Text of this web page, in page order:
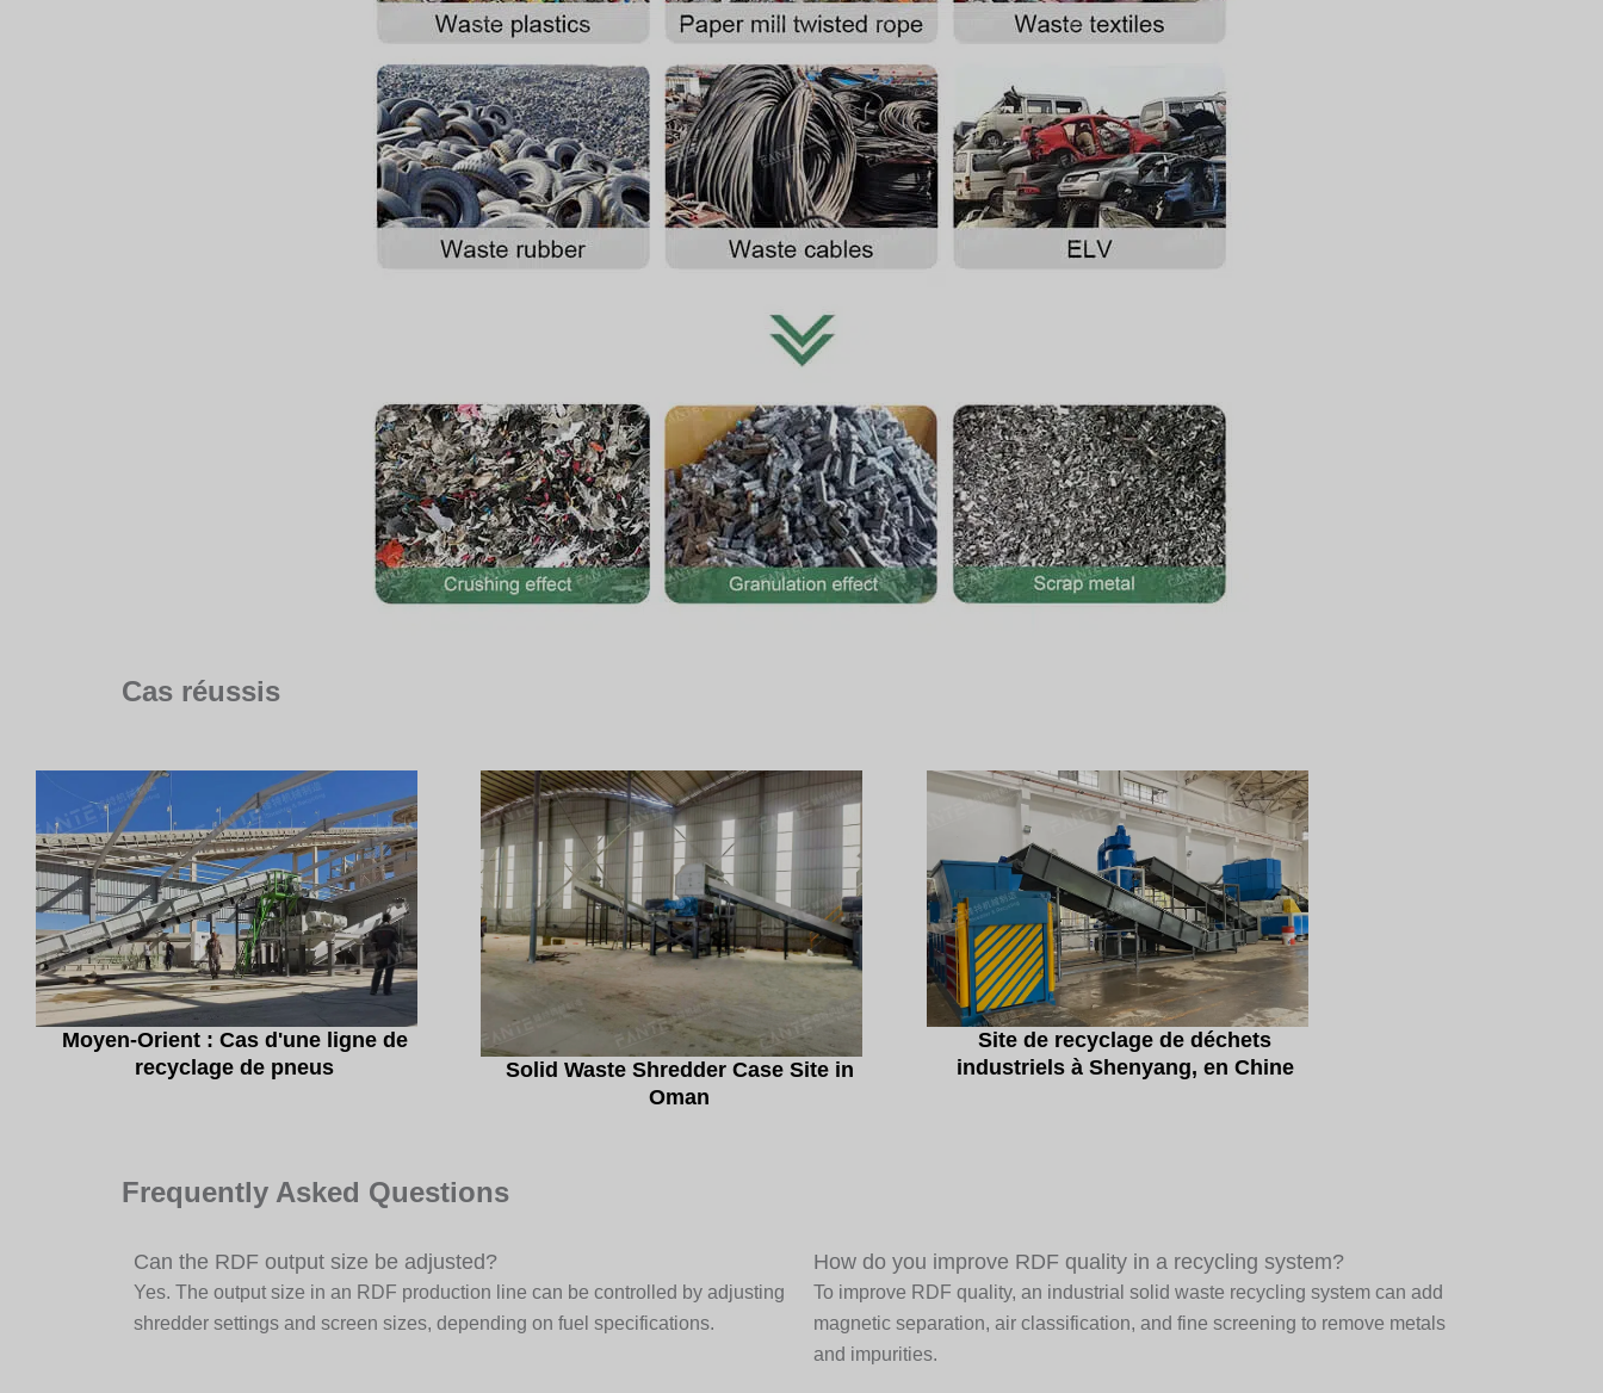
Cas réussis
Moyen-Orient : Cas d'une ligne de
recyclage de pneus
Solid Waste Shredder Case Site in
Oman
Site de recyclage de déchets
industriels à Shenyang, en Chine
Frequently Asked Questions
Can the RDF output size be adjusted?
Yes. The output size in an RDF production line can be controlled by adjusting
shredder settings and screen sizes, depending on fuel specifications.
How do you improve RDF quality in a recycling system?
To improve RDF quality, an industrial solid waste recycling system can add
magnetic separation, air classification, and fine screening to remove metals
and impurities.